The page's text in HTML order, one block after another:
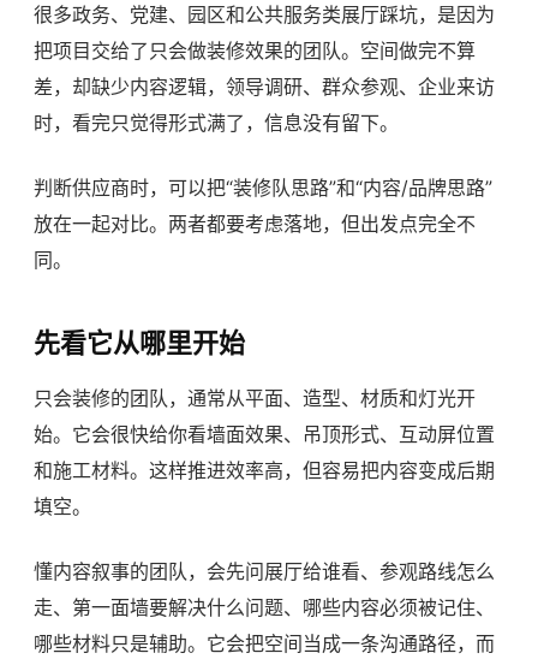
很多政务、党建、园区和公共服务类展厅踩坑，是因为
把项目交给了只会做装修效果的团队。空间做完不算
差，却缺少内容逻辑，领导调研、群众参观、企业来访
时，看完只觉得形式满了，信息没有留下。
判断供应商时，可以把“装修队思路”和“内容/品牌思路”
放在一起对比。两者都要考虑落地，但出发点完全不
同。
先看它从哪里开始
只会装修的团队，通常从平面、造型、材质和灯光开
始。它会很快给你看墙面效果、吊顶形式、互动屏位置
和施工材料。这样推进效率高，但容易把内容变成后期
填空。
懂内容叙事的团队，会先问展厅给谁看、参观路线怎么
走、第一面墙要解决什么问题、哪些内容必须被记住、
哪些材料只是辅助。它会把空间当成一条沟通路径，而